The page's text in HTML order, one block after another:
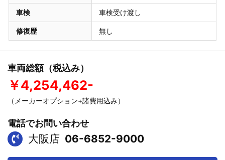
車検 車検受け渡し
修復歴 無し
車両総額（税込み）
￥4,254,462-
（メーカーオプション+諸費用込み）
電話でお問い合わせ
大阪店 06-6852-9000